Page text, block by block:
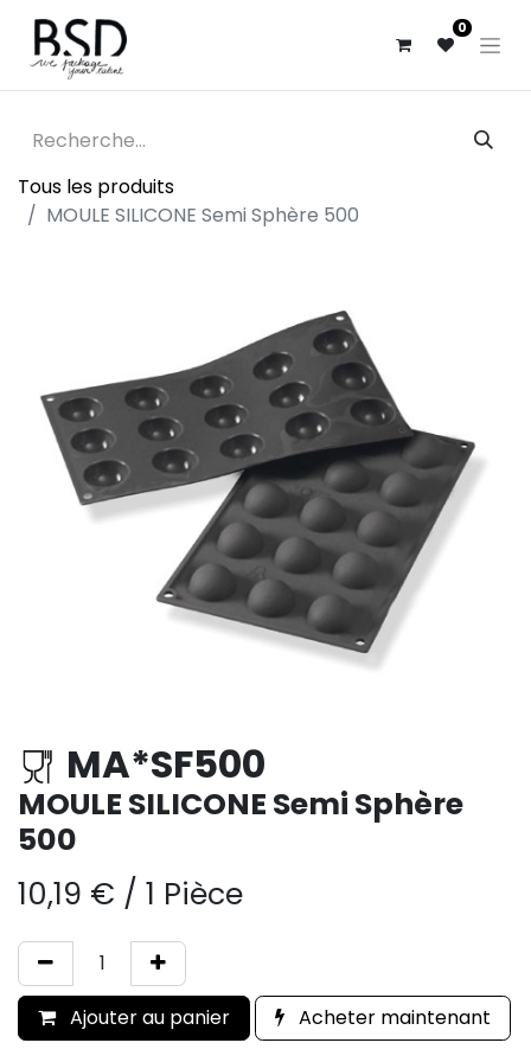
0
Tous les produits
MOULE SILICONE Semi Sphère 500
MA*SF500
MOULE SILICONE Semi Sphère
500
10,19 € / 1 Pièce
Ajouter au panier
Acheter maintenant